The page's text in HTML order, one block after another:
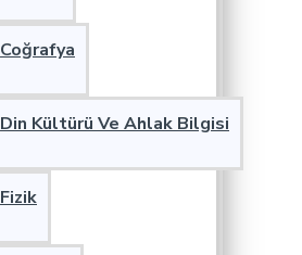
Coğrafya
Din Kültürü Ve Ahlak Bilgisi
Fizik